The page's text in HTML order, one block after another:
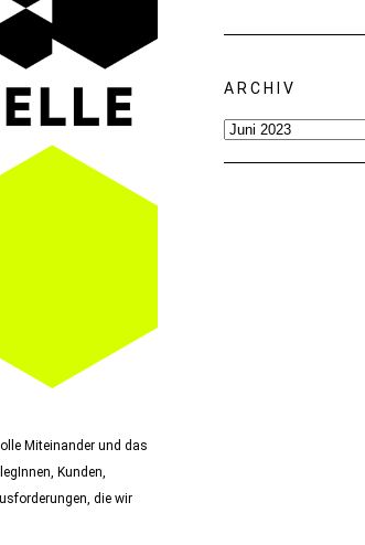
Miteinander und das
Kunden,
die wir
ARCHIV
Archiv